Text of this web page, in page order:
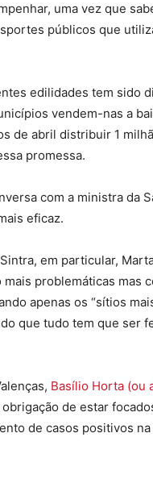
uma vez que
públicos que
edilidades tem sido
vendem-nas a
de abril distribuir 1
promessa.
com a ministra da
eficaz.
em particular,
problemáticas mas
apenas os “sítios
que tudo tem que ser
Basílio Horta (ou
de estar
de casos positivos